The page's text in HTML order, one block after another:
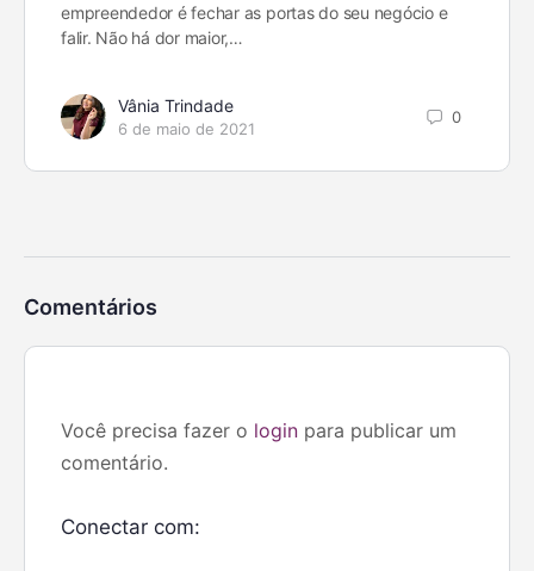
empreendedor é fechar as portas do seu negócio e
falir. Não há dor maior,…
Vânia Trindade
6 de maio de 2021
0
Comentários
Você precisa fazer o login para publicar um
comentário.
Conectar com: